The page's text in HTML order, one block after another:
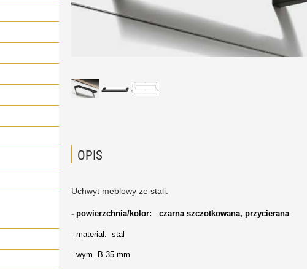
OPIS
Uchwyt meblowy ze stali.
- powierzchnia/kolor: czarna szczotkowana, przycierana
- materiał: stal
- wym. B 35 mm